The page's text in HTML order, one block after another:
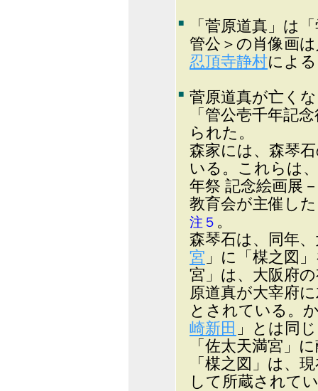
■
「菅原道真」は
管公＞の肖像画
忍頂寺静村によ
■ 菅原道真が亡く
「管公壱千年記
られた。
森家には、森琴
いる。これらは
年祭 記念絵画展
教育会が主催し
注５ 。
森琴石は、同年
宮 」に「楳之図
宮」は、大阪府
原道真が大宰府
とされている。
崎新田 」とは同
「佐太天満宮」
「楳之図」は、
して所蔵されて